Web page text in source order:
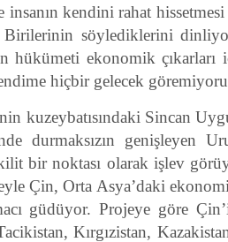
kendini rahat hissetmesi
Birilerinin söylediklerini
hükümeti ekonomik çıkarları
hiçbir gelecek
kuzeybatısındaki Sincan
durmaksızın genişleyen
bir noktası olarak işlev
Çin, Orta Asya’daki
güdüyor. Projeye göre
Kırgızistan,